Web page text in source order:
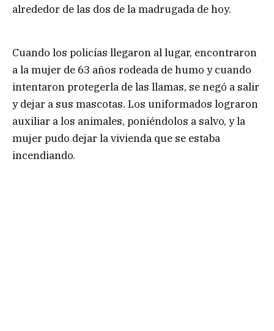
alrededor de las dos de la madrugada de hoy.
Cuando los policías llegaron al lugar, encontraron
a la mujer de 63 años rodeada de humo y cuando
intentaron protegerla de las llamas, se negó a salir
y dejar a sus mascotas. Los uniformados lograron
auxiliar a los animales, poniéndolos a salvo, y la
mujer pudo dejar la vivienda que se estaba
incendiando.